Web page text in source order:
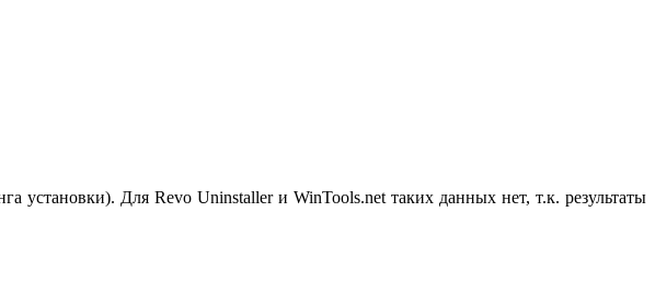
установки). Для Revo Uninstaller и WinTools.net таких данных нет, т.к. результаты